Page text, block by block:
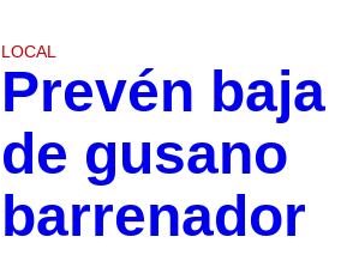
LOCAL
Prevén baja
de gusano
barrenador